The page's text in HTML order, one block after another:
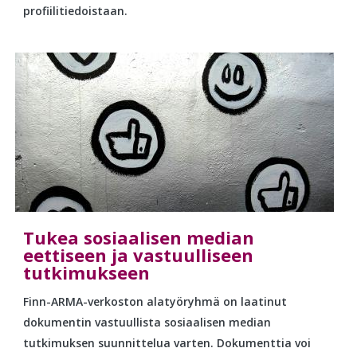
profiilitiedoistaan.
Tukea sosiaalisen median
eettiseen ja vastuulliseen
tutkimukseen
Finn-ARMA-verkoston alatyöryhmä on laatinut
dokumentin vastuullista sosiaalisen median
tutkimuksen suunnittelua varten. Dokumenttia voi